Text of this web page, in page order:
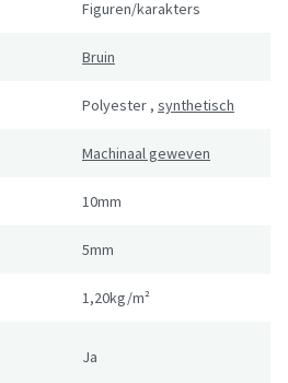
Figuren/karakters
Bruin
Polyester , synthetisch
Machinaal geweven
10mm
5mm
1,20kg/m²
Ja